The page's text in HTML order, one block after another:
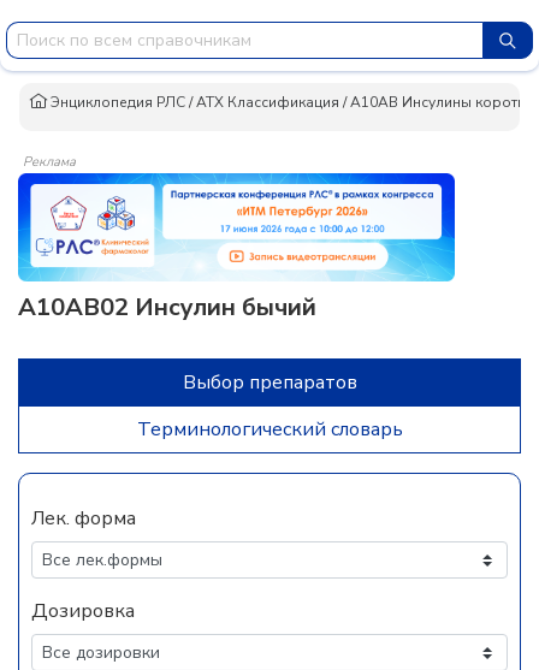
Энциклопедия РЛС/АТХ Классификация /A10AB Инсулины
Реклама
A10AB02 Инсулин бычий
Выбор препаратов
Терминологический словарь
Лек. форма
Дозировка